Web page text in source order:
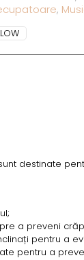
,
destinate
a preveni
pentru a
pentru a